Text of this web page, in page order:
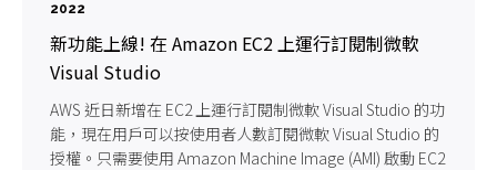
2022
新功能上線! 在 Amazon EC2 上運行訂閱制微軟
Visual Studio
AWS 近日新增在 EC2 上運行訂閱制微軟 Visual Studio 的功
能，現在用戶可以按使用者人數訂閱微軟 Visual Studio 的
授權。只需要使用 Amazon Machine Image (AMI) 啟動 EC2